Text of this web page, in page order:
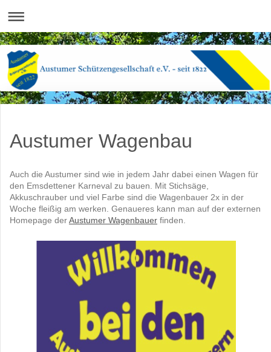
Austumer Wagenbau
Auch die Austumer sind wie in jedem Jahr dabei einen Wagen für
den Emsdettener Karneval zu bauen. Mit Stichsäge,
Akkuschrauber und viel Farbe sind die Wagenbauer 2x in der
Woche fleißig am werken. Genaueres kann man auf der externen
Homepage derAustumer Wagenbauer finden.